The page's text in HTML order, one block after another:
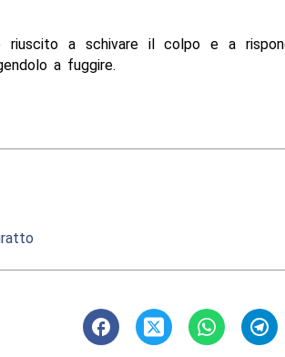
riuscito a schivare il colpo e a
a fuggire.